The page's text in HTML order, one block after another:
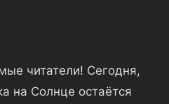
читатели! Сегодня,
на Солнце остаётся